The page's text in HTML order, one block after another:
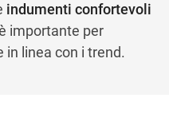
indumenti confortevoli
importante per
in linea con i trend.